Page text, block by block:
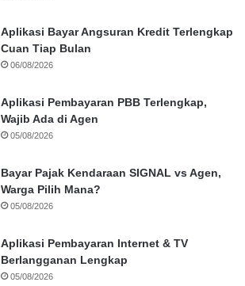
Aplikasi Bayar Angsuran Kredit Terlengkap
Cuan Tiap Bulan
06/08/2026
Aplikasi Pembayaran PBB Terlengkap,
Wajib Ada di Agen
05/08/2026
Bayar Pajak Kendaraan SIGNAL vs Agen,
Warga Pilih Mana?
05/08/2026
Aplikasi Pembayaran Internet & TV
Berlangganan Lengkap
05/08/2026